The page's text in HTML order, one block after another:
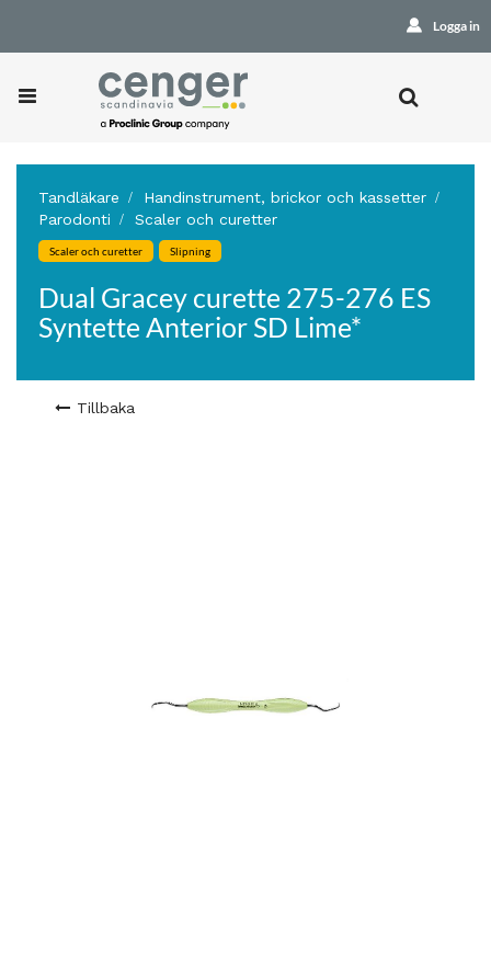
Logga in
Tandläkare
Handinstrument, brickor och kassetter
Parodonti
Scaler och curetter
Scaler och curetter Slipning
Dual Gracey curette 275-276 ES
Syntette Anterior SD Lime*
Tillbaka